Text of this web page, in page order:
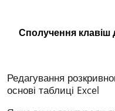
Сполучення клавіш
Редагування
основі таблиці Excel